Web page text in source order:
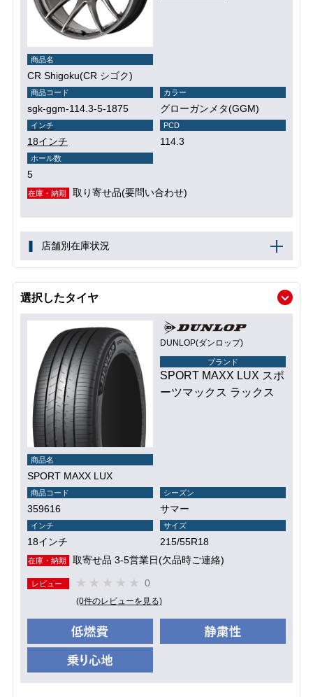
商品名
CR Shigoku(CR シゴク)
商品コード
sgk-ggm-114.3-5-1875
カラー
グローガンメタ(GGM)
インチ
18インチ
PCD
114.3
ホール数
5
在庫・納期 取り寄せ品(要問い合わせ)
店舗別在庫状況
選択したタイヤ
DUNLOP(ダンロップ)
ブランド
SPORT MAXX LUX スポ
ーツマックス ラックス
商品名
SPORT MAXX LUX
商品コード
359616
シーズン
サマー
インチ
18インチ
サイズ
215/55R18
在庫・納期 取寄せ品 3-5営業日(欠品時ご連絡)
レビュー 0
(0件のレビューを見る)